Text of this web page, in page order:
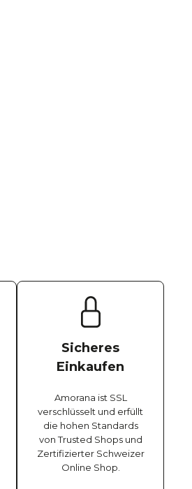
Sicheres
Einkaufen
Amorana ist SSL
verschlüsselt und erfüllt
die hohen Standards
von Trusted Shops und
Zertifizierter Schweizer
Online Shop.